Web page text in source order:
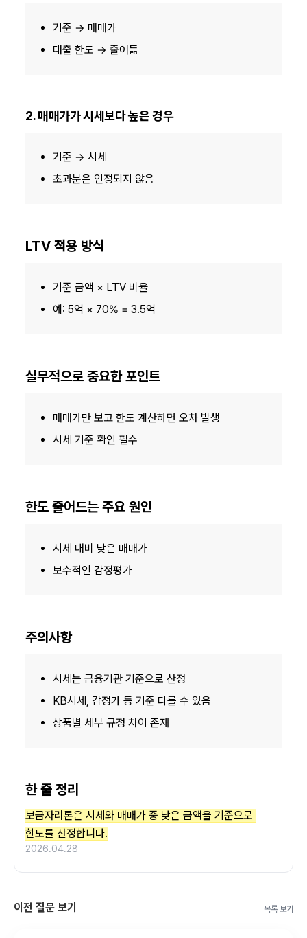
기준 → 매매가
대출 한도 → 줄어듦
2. 매매가가 시세보다 높은 경우
기준 → 시세
초과분은 인정되지 않음
LTV 적용 방식
기준 금액 × LTV 비율
예: 5억 × 70% = 3.5억
실무적으로 중요한 포인트
매매가만 보고 한도 계산하면 오차 발생
시세 기준 확인 필수
한도 줄어드는 주요 원인
시세 대비 낮은 매매가
보수적인 감정평가
주의사항
시세는 금융기관 기준으로 산정
KB시세, 감정가 등 기준 다를 수 있음
상품별 세부 규정 차이 존재
한 줄 정리
보금자리론은 시세와 매매가 중 낮은 금액을 기준으로
한도를 산정합니다.
2026.04.28
이전 질문 보기 목록 보기